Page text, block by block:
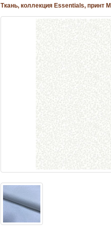
Ткань, коллекция Essentials, принт